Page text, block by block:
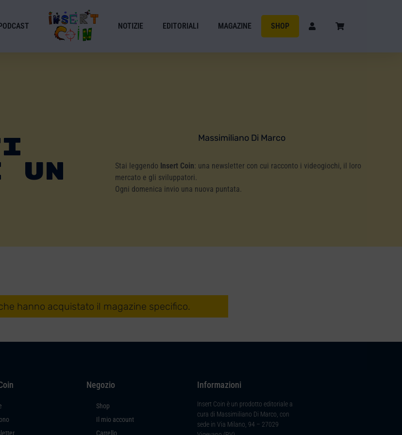
NOTIZIE EDITORIALI MAGAZINE SHOP
Un
Massimiliano Di Marco
Stai leggendo Insert Coin: una newsletter con cui racconto i videogiochi, il loro
mercato e gli sviluppatori.
Ogni domenica invio una nuova puntata.
hanno acquistato il magazine specifico.
Negozio
Shop
Il mio account
Carrello
Informazioni
Insert Coin è un prodotto editoriale a
cura di Massimiliano Di Marco, con
sede in Via Milano, 94 – 27029